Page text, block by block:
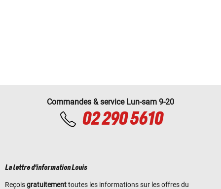
Commandes & service Lun-sam 9-20
02 290 5610
La lettre d'information Louis
Reçoisgratuitementtoutes les informations sur les offres du